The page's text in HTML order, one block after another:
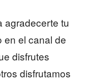
agradecerte tu
en el canal de
disfrutes
disfrutamos